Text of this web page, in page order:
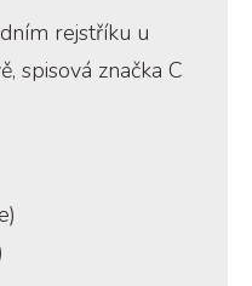
rejstříku u
spisová značka C